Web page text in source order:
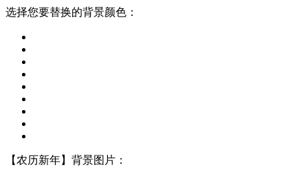
选择您要替换的背景颜色：
【农历新年】背景图片：